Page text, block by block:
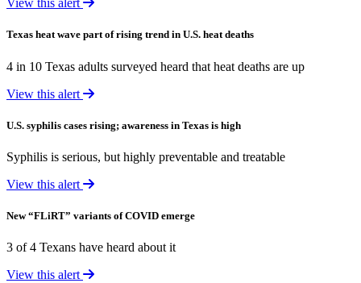
View this alert
Texas heat wave part of rising trend in U.S. heat deaths
4 in 10 Texas adults surveyed heard that heat deaths are up
View this alert
U.S. syphilis cases rising; awareness in Texas is high
Syphilis is serious, but highly preventable and treatable
View this alert
New “FLiRT” variants of COVID emerge
3 of 4 Texans have heard about it
View this alert